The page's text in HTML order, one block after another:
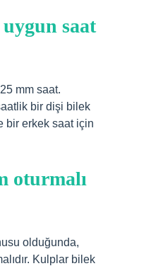
saat
mm saat.
bir dişi bilek
bir erkek saat için
oturmalı
olduğunda,
Kulplar bilek